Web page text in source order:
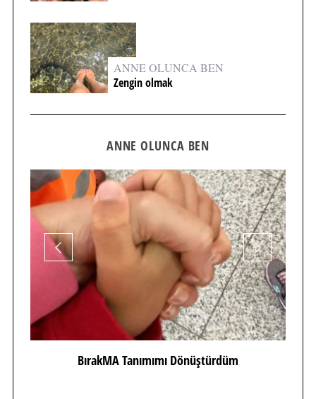
ANNE OLUNCA BEN
Zengin olmak
ANNE OLUNCA BEN
BırakMA Tanımımı Dönüştürdüm